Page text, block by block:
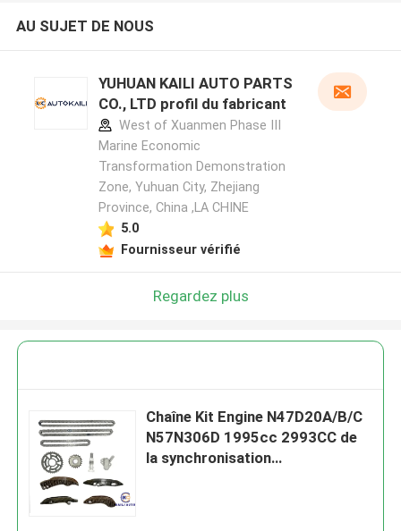
AU SUJET DE NOUS
YUHUAN KAILI AUTO PARTS
CO., LTD profil du fabricant
West of Xuanmen Phase III
Marine Economic
Transformation Demonstration
Zone, Yuhuan City, Zhejiang
Province, China ,LA CHINE
5.0
Fournisseur vérifié
Regardez plus
Chaîne Kit Engine N47D20A/B/C
N57N306D 1995cc 2993CC de
la synchronisation